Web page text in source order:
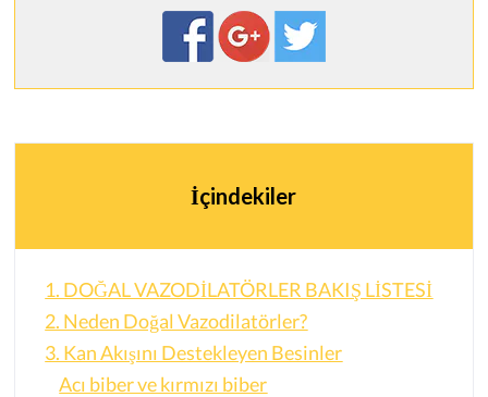
İçindekiler
1. DOĞAL VAZODİLATÖRLER BAKIŞ LİSTESİ
2. Neden Doğal Vazodilatörler?
3. Kan Akışını Destekleyen Besinler
Acı biber ve kırmızı biber